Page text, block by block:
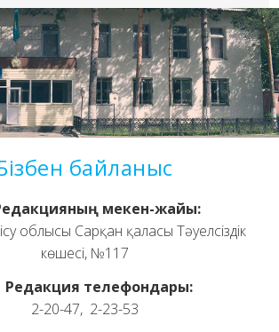
байланыс
мекен-жайы:
облысы Сарқан қаласы Тәуелсіздік
көшесі, №117
Редакция телефондары:
2-20-47, 2-23-53